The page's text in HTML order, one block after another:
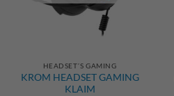
HEADSET´S GAMING
KROM HEADSET GAMING
KLAIM